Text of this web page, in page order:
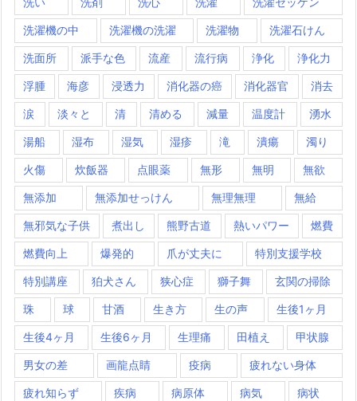
洗濯機の中 洗濯機の洗濯 洗濯物 洗濯石けん
洗面所 派手な色 流産 流行病 浄化 浄化力
浮腫 海彦 浸透力 消化器の癌 消化器官 消去
涙 淡々と 清 清める 減量 温度計 湧水
湯船 湿布 湿気 湿疹 滝 潰瘍 濁り
火傷 炊飯器 点眼薬 無形 無明 無欲
無添加 無添加せっけん 無理無理 無給
無邪気な子供 煮出し 熊野古道 熱いパワー 燃費
燃費向上 爆発的 爪が丈夫に 特別支援学校
特別講座 狛犬さん 狭心症 獅子舞 玄関の掃除
珠 球 甘酒 生き方 生の声 生後1ヶ月
生後4ヶ月 生後6ヶ月 生理痛 田植え 甲状腺
男女の差 画龍点睛 疫病 疲れない身体
疲れ知らず 疾病 病原体 病気 病状